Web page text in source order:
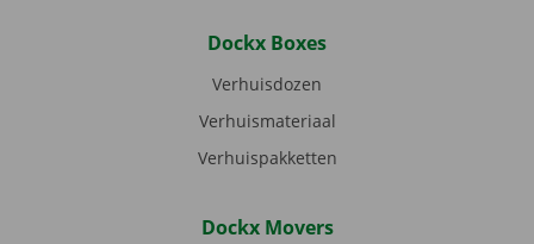
Dockx Boxes
Verhuisdozen
Verhuismateriaal
Verhuispakketten
Dockx Movers